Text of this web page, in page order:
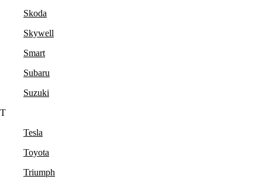
Skoda
Skywell
Smart
Subaru
Suzuki
T
Tesla
Toyota
Triumph